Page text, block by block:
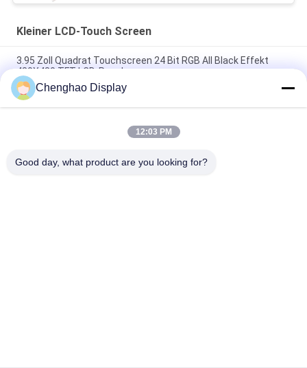
Kleiner LCD-Touch Screen
3.95 Zoll Quadrat Touchscreen 24 Bit RGB All Black Effekt
480X480 TFT LCD-Panel
3 Zoll Farb-Touchscreen-Display 800x268 Pixel 25 Pins IPS Tft
LCD-Modul
5.5 Zoll Kleiner LCD-Touchscreen 1080*1920 Pixel 31 Pins
Chenghao Display
12:03 PM
Good day, what product are you looking for?